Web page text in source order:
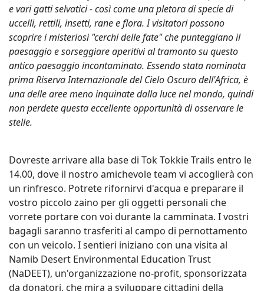
e vari gatti selvatici - così come una pletora di specie di
uccelli, rettili, insetti, rane e flora. I visitatori possono
scoprire i misteriosi "cerchi delle fate" che punteggiano il
paesaggio e sorseggiare aperitivi al tramonto su questo
antico paesaggio incontaminato. Essendo stata nominata
prima Riserva Internazionale del Cielo Oscuro dell'Africa, è
una delle aree meno inquinate dalla luce nel mondo, quindi
non perdete questa eccellente opportunità di osservare le
stelle.
Dovreste arrivare alla base di Tok Tokkie Trails entro le
14.00, dove il nostro amichevole team vi accoglierà con
un rinfresco. Potrete rifornirvi d'acqua e preparare il
vostro piccolo zaino per gli oggetti personali che
vorrete portare con voi durante la camminata. I vostri
bagagli saranno trasferiti al campo di pernottamento
con un veicolo. I sentieri iniziano con una visita al
Namib Desert Environmental Education Trust
(NaDEET), un'organizzazione no-profit, sponsorizzata
da donatori, che mira a sviluppare cittadini della